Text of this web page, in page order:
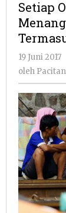
Setiap
19 Juni 2017
oleh